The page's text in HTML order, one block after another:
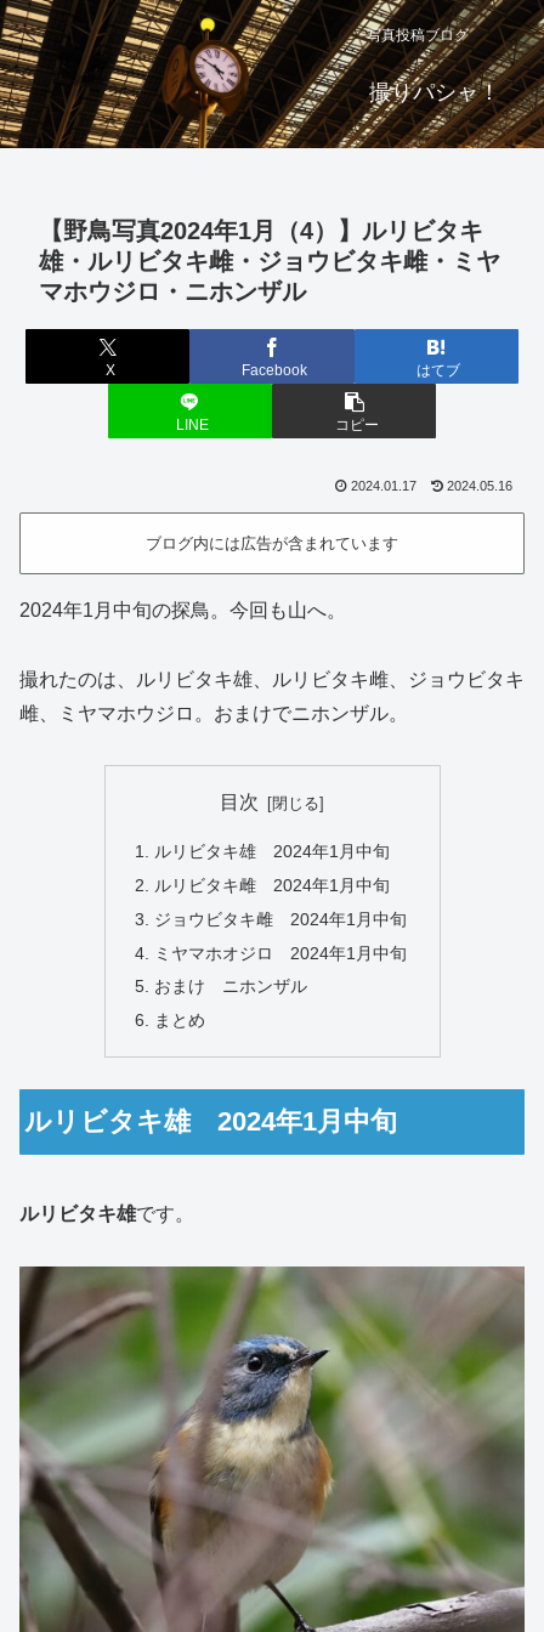
写真投稿ブログ
撮りパシャ！
【野鳥写真2024年1月（4）】ルリビタキ
雄・ルリビタキ雌・ジョウビタキ雌・ミヤ
マホウジロ・ニホンザル
X Facebook はてブ
LINE コピー
2024.01.17 2024.05.16
ブログ内には広告が含まれています
2024年1月中旬の探鳥。今回も山へ。
撮れたのは、ルリビタキ雄、ルリビタキ雌、ジョウビタキ
雌、ミヤマホウジロ。おまけでニホンザル。
目次
ルリビタキ雄 2024年1月中旬
ルリビタキ雌 2024年1月中旬
ジョウビタキ雌 2024年1月中旬
ミヤマホオジロ 2024年1月中旬
おまけ ニホンザル
まとめ
ルリビタキ雄 2024年1月中旬
ルリビタキ雄です。